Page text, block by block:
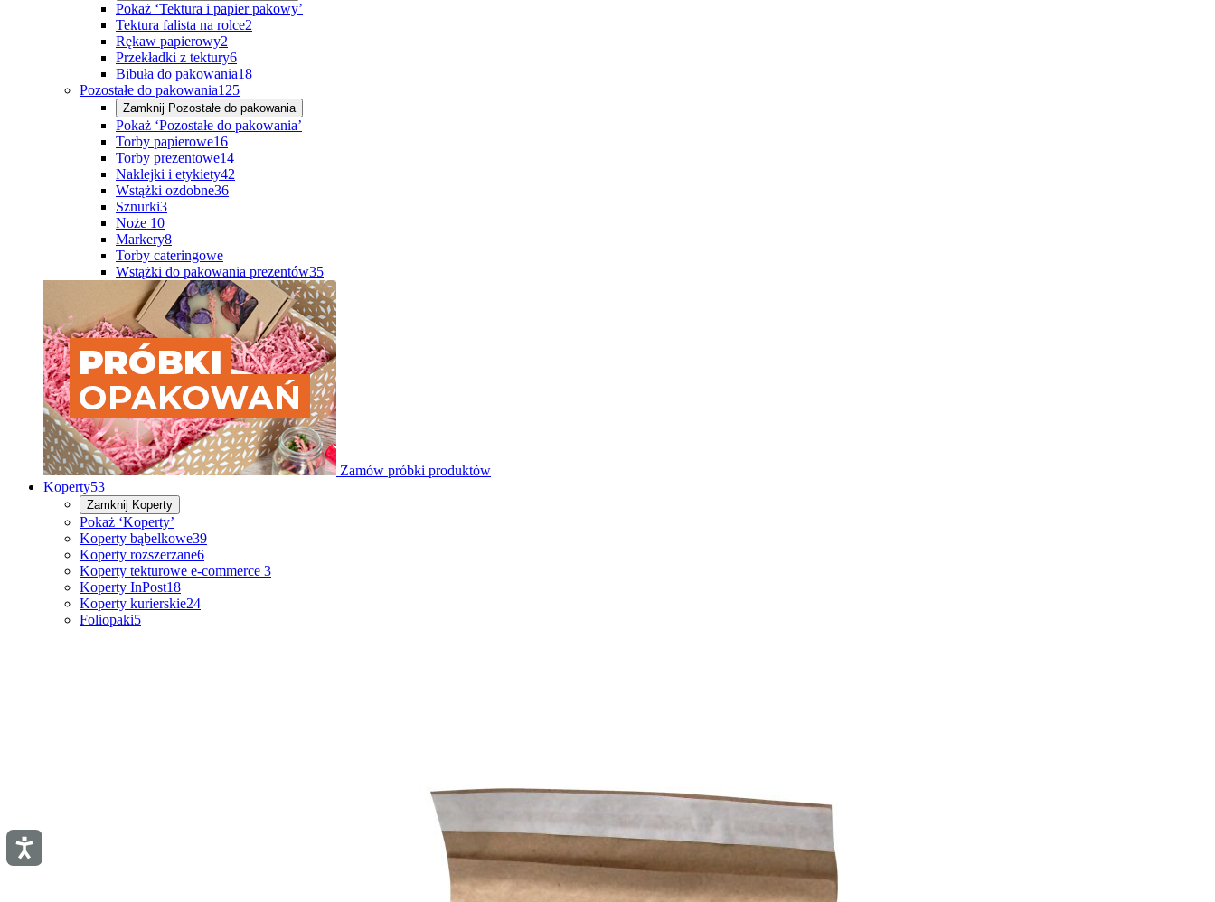
Pokaż ‘Tektura i papier pakowy’
Tektura falista na rolce2
Rękaw papierowy2
Przekładki z tektury6
Bibuła do pakowania18
Pozostałe do pakowania125
Zamknij Pozostałe do pakowania
Pokaż ‘Pozostałe do pakowania’
Torby papierowe16
Torby prezentowe14
Naklejki i etykiety42
Wstążki ozdobne36
Sznurki3
Noże 10
Markery8
Torby cateringowe
Wstążki do pakowania prezentów35
Zamów próbki produktów
Koperty53
Zamknij Koperty
Pokaż ‘Koperty’
Koperty bąbelkowe39
Koperty rozszerzane6
Koperty tekturowe e-commerce 3
Koperty InPost18
Koperty kurierskie24
Foliopaki5